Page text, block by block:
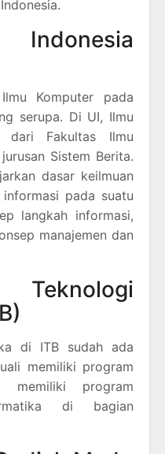
Indonesia
Komputer pada
serupa. Di UI, Ilmu
dari Fakultas Ilmu
Sistem Berita.
dasar keilmuan
pada suatu
langkah informasi,
manajemen dan
di ITB sudah ada
memiliki program
memiliki program
di bagian